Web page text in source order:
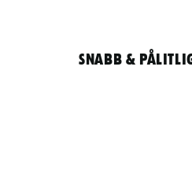
Snabb &